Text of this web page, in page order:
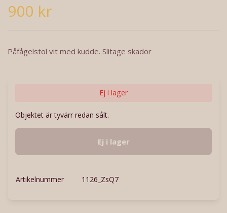
900 kr
Påfågelstol vit med kudde. Slitage skador
Ej i lager
Objektet är tyvärr redan sålt.
Ej i lager
Artikelnummer 1126_ZsQ7